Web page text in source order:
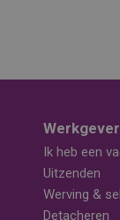
Werkgever
Ik heb een
Uitzenden
Werving &
Detacheren